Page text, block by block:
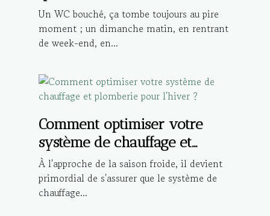
rien de temps à Strasbourg !
Un WC bouché, ça tombe toujours au pire
moment ; un dimanche matin, en rentrant
de week-end, en...
Comment optimiser votre
système de chauffage et
plomberie pour l'hiver ?
À l'approche de la saison froide, il devient
primordial de s'assurer que le système de
chauffage...